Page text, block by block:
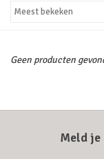
Azijnen
Geen producten
Meld je